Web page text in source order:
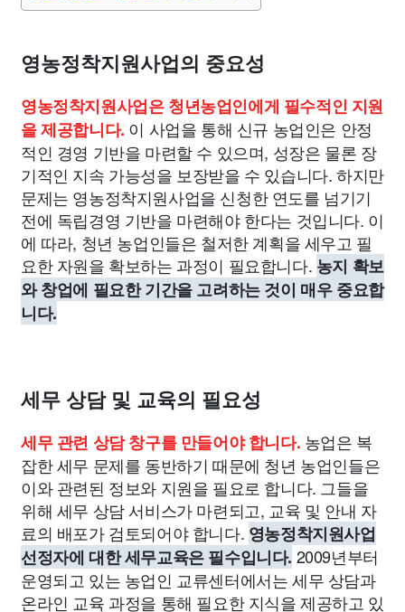
영농정착지원사업의 중요성
영농정착지원사업은 청년농업인에게 필수적인 지원
을 제공합니다. 이 사업을 통해 신규 농업인은 안정
적인 경영 기반을 마련할 수 있으며, 성장은 물론 장
기적인 지속 가능성을 보장받을 수 있습니다. 하지만
문제는 영농정착지원사업을 신청한 연도를 넘기기
전에 독립경영 기반을 마련해야 한다는 것입니다. 이
에 따라, 청년 농업인들은 철저한 계획을 세우고 필
요한 자원을 확보하는 과정이 필요합니다. 농지 확보
와 창업에 필요한 기간을 고려하는 것이 매우 중요합
니다.
세무 상담 및 교육의 필요성
세무 관련 상담 창구를 만들어야 합니다. 농업은 복
잡한 세무 문제를 동반하기 때문에 청년 농업인들은
이와 관련된 정보와 지원을 필요로 합니다. 그들을
위해 세무 상담 서비스가 마련되고, 교육 및 안내 자
료의 배포가 검토되어야 합니다. 영농정착지원사업
선정자에 대한 세무교육은 필수입니다. 2009년부터
운영되고 있는 농업인 교류센터에서는 세무 상담과
온라인 교육 과정을 통해 필요한 지식을 제공하고 있